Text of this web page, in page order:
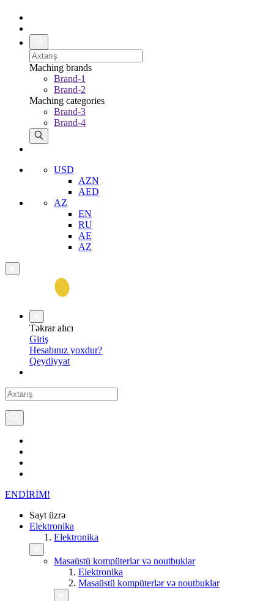
Maching brands
Brand-1
Brand-2
Maching categories
Brand-3
Brand-4
USD
AZN
AED
AZ
EN
RU
AE
AZ
Təkrar alıcı
Giriş
Hesabınız yoxdur?
Qeydiyyat
ENDİRİM!
Sayt üzrə
Elektronika
Elektronika
Masaüstü kompüterlər və noutbuklar
Elektronika
Masaüstü kompüterlər və noutbuklar